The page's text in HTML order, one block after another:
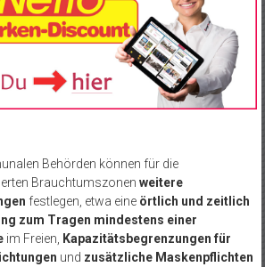
Behörden können für die
Brauchtumszonen weitere
festlegen, etwa eine örtlich und zeitlich
zum Tragen mindestens einer
im Freien, Kapazitätsbegrenzungen für
und zusätzliche Maskenpflichten